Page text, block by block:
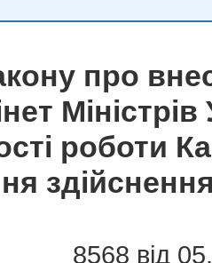
про
роботи
8568 від